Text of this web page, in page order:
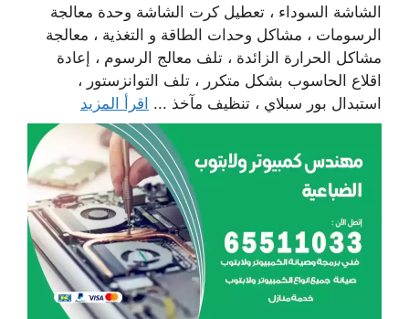
الشاشة السوداء ، تعطيل كرت الشاشة وحدة معالجة
الرسومات ، مشاكل وحدات الطاقة و التغذية ، معالجة
مشاكل الحرارة الزائدة ، تلف معالج الرسوم ، إعادة
اقلاع الحاسوب بشكل متكرر ، تلف التوانزستور ،
استبدال بور سبلاي ، تنظيف مآخذ ... اقرأ المزيد